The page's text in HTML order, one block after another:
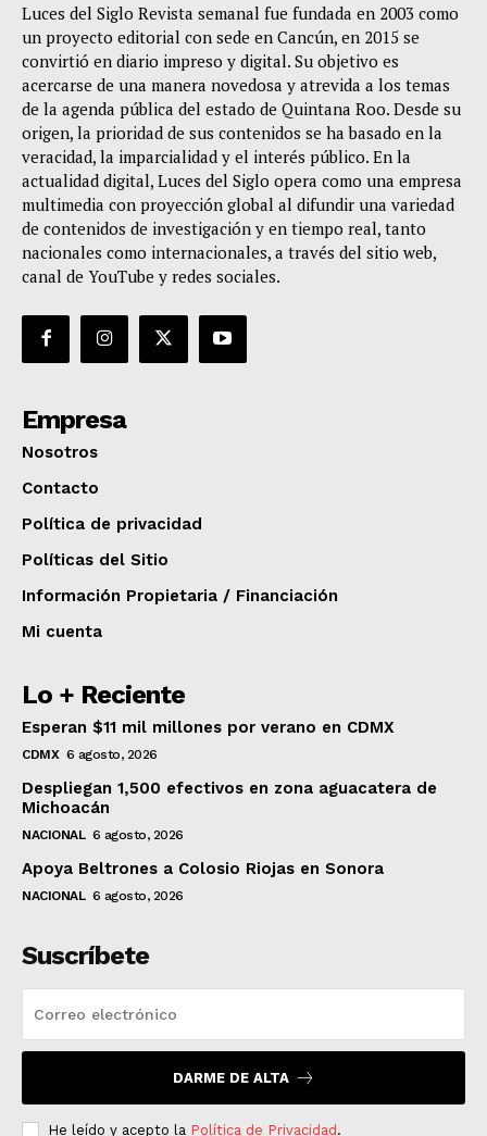
Luces del Siglo Revista semanal fue fundada en 2003 como
un proyecto editorial con sede en Cancún, en 2015 se
convirtió en diario impreso y digital. Su objetivo es
acercarse de una manera novedosa y atrevida a los temas
de la agenda pública del estado de Quintana Roo. Desde su
origen, la prioridad de sus contenidos se ha basado en la
veracidad, la imparcialidad y el interés público. En la
actualidad digital, Luces del Siglo opera como una empresa
multimedia con proyección global al difundir una variedad
de contenidos de investigación y en tiempo real, tanto
nacionales como internacionales, a través del sitio web,
canal de YouTube y redes sociales.
Empresa
Nosotros
Contacto
Política de privacidad
Políticas del Sitio
Información Propietaria / Financiación
Mi cuenta
Lo + Reciente
Esperan $11 mil millones por verano en CDMX
CDMX 6 agosto, 2026
Despliegan 1,500 efectivos en zona aguacatera de
Michoacán
NACIONAL 6 agosto, 2026
Apoya Beltrones a Colosio Riojas en Sonora
NACIONAL 6 agosto, 2026
Suscríbete
DARME DE ALTA
He leído y acepto la Política de Privacidad .